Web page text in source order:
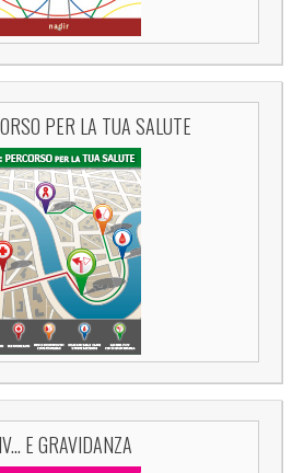
PER LA TUA SALUTE
E GRAVIDANZA